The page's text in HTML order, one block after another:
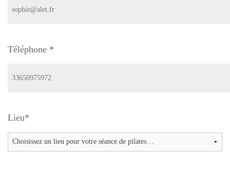
Téléphone *
Lieu*